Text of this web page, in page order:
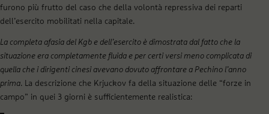
furono più frutto del caso che della volontà repressiva dei reparti
dell’esercito mobilitati nella capitale.
La completa afasia del Kgb e dell’esercito è dimostrata dal fatto che la
situazione era completamente fluida e per certi versi meno complicata di
quella che i dirigenti cinesi avevano dovuto affrontare a Pechino l’anno
prima. La descrizione che Krjuckov fa della situazione delle “forze in
campo” in quei 3 giorni è sufficientemente realistica: